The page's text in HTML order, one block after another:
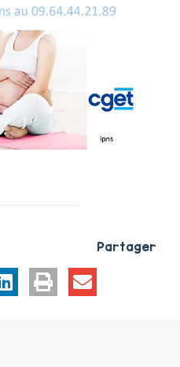
Partager